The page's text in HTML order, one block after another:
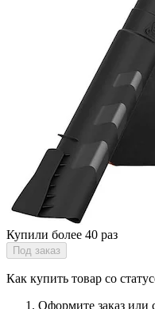
Купили более 40 раз
Под заказ
Как купить товар со
Оформите заказ